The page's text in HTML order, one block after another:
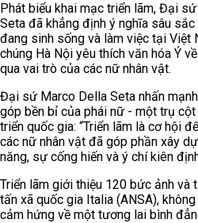
Phát biểu khai mạc triển lãm, Đại
Seta đã khẳng định ý nghĩa sâu
đang sinh sống và làm việc tại Việt
chúng Hà Nội yêu thích văn hóa Ý
qua vai trò của các nữ nhân vật.
Đại sứ Marco Della Seta nhấn
góp bền bỉ của phái nữ - một trụ
triển quốc gia: “Triển lãm là cơ hội
các nữ nhân vật đã góp phần xây
năng, sự cống hiến và ý chí kiên
Triển lãm giới thiệu 120 bức ảnh và
tấn xã quốc gia Italia (ANSA),
cảm hứng về một tương lai bình